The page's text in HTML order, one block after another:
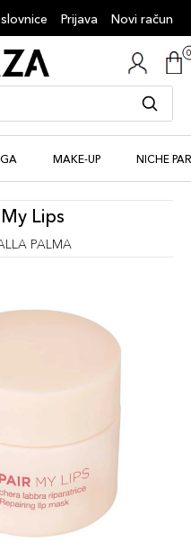
Prijava Novi račun
MAKE-UP NICHE
Lips
PALMA